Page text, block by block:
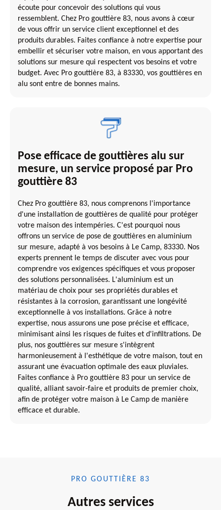
écoute pour concevoir des solutions qui vous
ressemblent. Chez Pro gouttière 83, nous avons à cœur
de vous offrir un service client exceptionnel et des
produits durables. Faites confiance à notre expertise pour
embellir et sécuriser votre maison, en vous apportant des
solutions sur mesure qui respectent vos besoins et votre
budget. Avec Pro gouttière 83, à 83330, vos gouttières en
alu sont entre de bonnes mains.
Pose efficace de gouttières alu sur
mesure, un service proposé par Pro
gouttière 83
Chez Pro gouttière 83, nous comprenons l'importance
d'une installation de gouttières de qualité pour protéger
votre maison des intempéries. C'est pourquoi nous
offrons un service de pose de gouttières en aluminium
sur mesure, adapté à vos besoins à Le Camp, 83330. Nos
experts prennent le temps de discuter avec vous pour
comprendre vos exigences spécifiques et vous proposer
des solutions personnalisées. L'aluminium est un
matériau de choix pour ses propriétés durables et
résistantes à la corrosion, garantissant une longévité
exceptionnelle à vos installations. Grâce à notre
expertise, nous assurons une pose précise et efficace,
minimisant ainsi les risques de fuites et d'infiltrations. De
plus, nos gouttières sur mesure s'intègrent
harmonieusement à l'esthétique de votre maison, tout en
assurant une évacuation optimale des eaux pluviales.
Faites confiance à Pro gouttière 83 pour un service de
qualité, alliant savoir-faire et produits de premier choix,
afin de protéger votre maison à Le Camp de manière
efficace et durable.
PRO GOUTTIÈRE 83
Autres services